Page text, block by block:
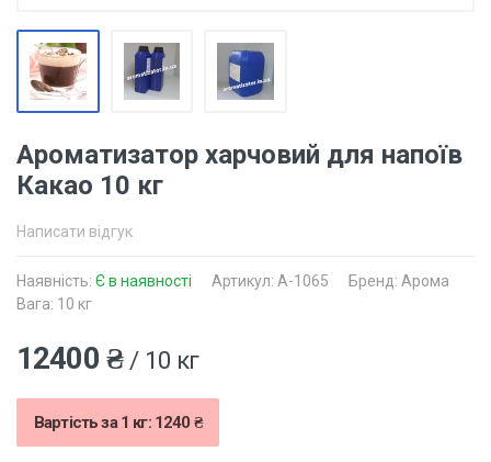
Ароматизатор харчовий для напоїв
Какао 10 кг
Написати відгук
Наявність: Є в наявності Артикул: A-1065
Бренд: Арома
Вага: 10 кг
12400 ₴ / 10 кг
Вартість за 1 кг: 1240 ₴